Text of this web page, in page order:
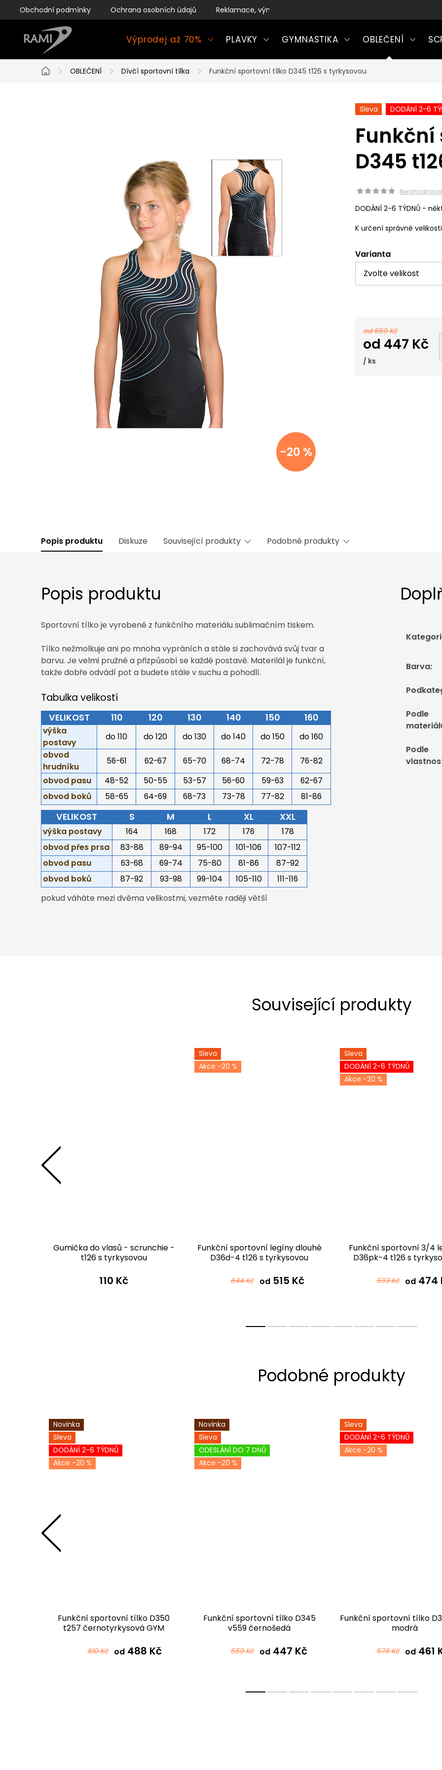
na
Obchodní podmínky Ochrana osobních údajů Reklamace, výměny a vrácení zboží
Výprodej až 70% PLAVKY GYMNASTIKA OBLEČENÍ
Domů
OBLEČENÍ Dívčí sportovní tílka Funkční sportovní tílko D345 t126 s tyrkysovou
-20 %
Sleva DODÁNÍ 2-6
D345
DODÁNÍ 2-6 TÝDNŮ -
K určení správné
Varianta
od 559 Kč
od 447 Kč
/ ks
Popis produktu Diskuze Související produkty Podobné produkty
Popis produktu
Sportovní tílko je vyrobené z funkčního materiálu sublimačním tiskem.
Tílko nežmolkuje ani po mnoha vypráních a stále si zachovává svůj tvar a
barvu. Je velmi pružné a přizpůsobí se každé postavě. Materilál je funkční,
takže dobře odvádí pot a budete stále v suchu a pohodlí.
Tabulka velikostí
VELIKOST 110 120 130 140 150 160
výška
postavy
do 110 do 120 do 130 do 140 do 150
do 160
obvod
hrudníku
56-61 62-67 65-70 68-74 72-78
76-82
obvod pasu
48-52 50-55 53-57 56-60 59-63
62-67
obvod boků
58-65 64-69 68-73 73-78 77-82 81-86
VELIKOST S M L XL XXL
výška postavy 164 168 172 176
178
obvod přes prsa
83-88 89-94 95-100 101-106
107-112
obvod pasu
63-68 69-74 75-80 81-86
87-92
obvod boků
87-92 93-98 99-104 105-110
111-116
pokud váháte mezi dvěma velikostmi, vezměte raději větší
Barva:
Podle
Podle
Související produkty
Gumička do vlasů - scrunchie -
t126 s tyrkysovou
110 Kč
Sleva
-20 %
Funkční sportovní legíny dlouhé
D36d-4 t126 s tyrkysovou
644 Kč od515 Kč
Sleva
DODÁNÍ 2-6 TÝDNŮ
-20 %
Funkční sportovní 3/4
D36pk-4 t126 s
593 Kč od474
Novinka
Sleva
DODÁNÍ 2-6 TÝDNŮ
-20 %
Funkční sportovní tílko D350
t257 černotyrkysová GYM
610 Kč od488 Kč
Novinka
Sleva
ODESLÁNÍ DO 7 DNŮ
-20 %
Funkční sportovní tílko D345
v559 černošedá
559 Kč od447 Kč
Sleva
DODÁNÍ 2-6 TÝDNŮ
-20 %
Funkční sportovní tílko
modrá
576 Kč od461